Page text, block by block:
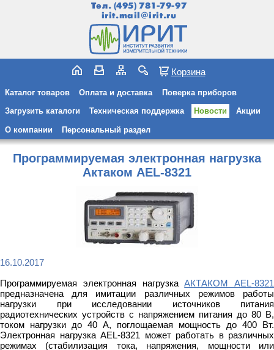
Тел. (495) 781-79-97
irit.mail@irit.ru
Корзина
Каталог товаров Оплата и доставка Поверка приборов
Загрузить каталоги Техническая поддержка Новости Акции
О компании Персональный раздел
Программируемая электронная нагрузка
Актаком AEL-8321
16.10.2017
Программируемая электронная нагрузкаАКТАКОМ AEL-8321
предназначена для имитации различных режимов работы
нагрузки при исследовании источников питания
радиотехнических устройств с напряжением питания до 80 В,
током нагрузки до 40 А, поглощаемая мощность до 400 Вт.
Электронная нагрузка AEL-8321 может работать в различных
режимах (стабилизация тока, напряжения, мощности или